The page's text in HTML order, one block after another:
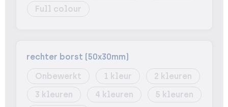
Full colour
rechter borst (50x30mm)
Onbewerkt
1
2
3
4
5